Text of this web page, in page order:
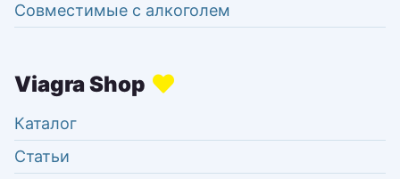
Совместимые с алкоголем
Каталог
Статьи